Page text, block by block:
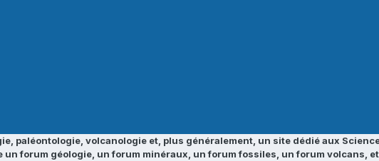
paléontologie, volcanologie et, plus généralement, un site dédié aux
forum géologie, un forum minéraux, un forum fossiles, un forum volcans,